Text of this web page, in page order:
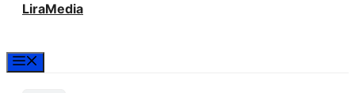
LiraMedia